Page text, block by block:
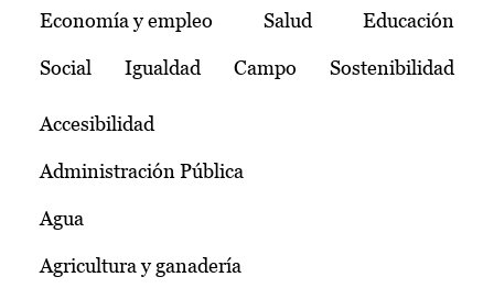
Temas
Economía y empleo Salud Educación
Social Igualdad Campo Sostenibilidad
Accesibilidad
Administración Pública
Agua
Agricultura y ganadería